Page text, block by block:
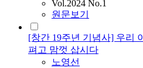
Vol.2024 No.1
원문보기
[창간 19주년 기념사] 우리
펴고 맘껏 삽시다
노영선